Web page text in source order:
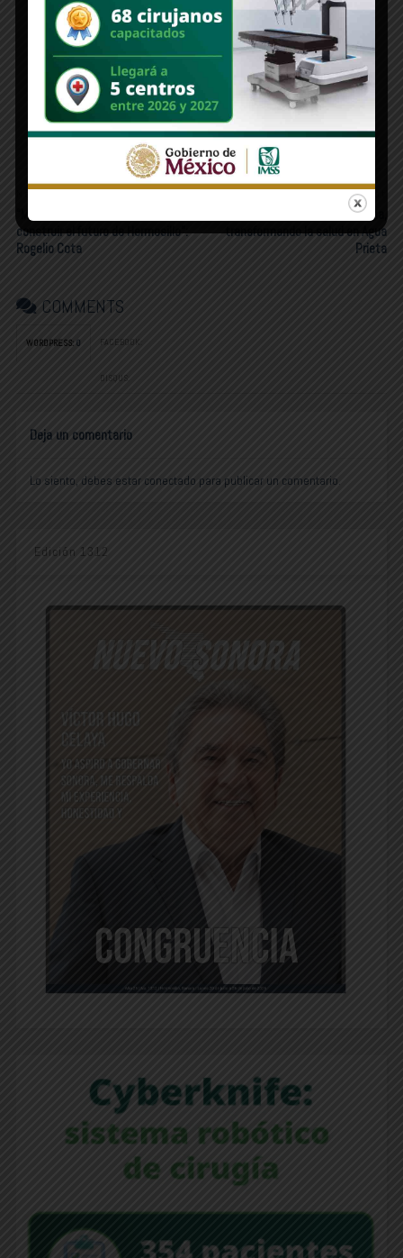
“Bajo el liderazgo firme y profesional del
Gobernador, avanzamos en la Secretaría con
Bienestar”: Fernando Rojo de la Vega
Newer Post
“MC es la opción ciudadana para
construir el futuro de Hermosillo”:
Rogelio Cota
Older Post
MERCADO POLÍTICO | Luis Osuna,
transformando la salud en Agua
Prieta
COMMENTS
WORDPRESS: 0 FACEBOOK:
DISQUS:
Deja un comentario
Lo siento, debes estar conectado para publicar un comentario.
Edición 1312